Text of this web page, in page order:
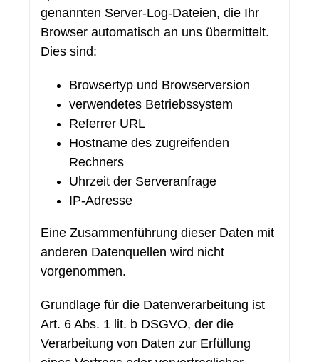
genannten Server-Log-Dateien, die Ihr
Browser automatisch an uns übermittelt.
Dies sind:
Browsertyp und Browserversion
verwendetes Betriebssystem
Referrer URL
Hostname des zugreifenden
Rechners
Uhrzeit der Serveranfrage
IP-Adresse
Eine Zusammenführung dieser Daten mit
anderen Datenquellen wird nicht
vorgenommen.
Grundlage für die Datenverarbeitung ist
Art. 6 Abs. 1 lit. b DSGVO, der die
Verarbeitung von Daten zur Erfüllung